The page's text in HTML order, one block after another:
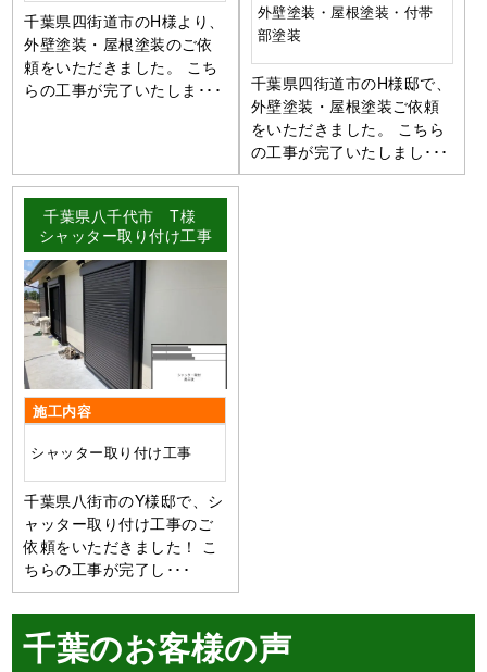
千葉県四街道市のH様より、
外壁塗装・屋根塗装のご依
頼をいただきました。 こち
らの工事が完了いたしま･･･
外壁塗装・屋根塗装・付帯
部塗装
千葉県四街道市のH様邸で、
外壁塗装・屋根塗装ご依頼
をいただきました。 こちら
の工事が完了いたしまし･･･
千葉県八千代市 T様
シャッター取り付け工事
施工内容
シャッター取り付け工事
千葉県八街市のY様邸で、シ
ャッター取り付け工事のご
依頼をいただきました！ こ
ちらの工事が完了し･･･
千葉のお客様の声